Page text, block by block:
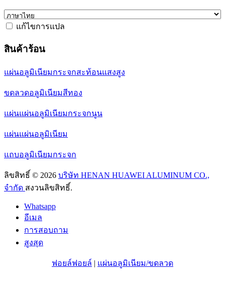
แก้ไขการแปล
สินค้าร้อน
แผ่นอลูมิเนียมกระจกสะท้อนแสงสูง
ขดลวดอลูมิเนียมสีทอง
แผ่นแผ่นอลูมิเนียมกระจกนูน
แผ่นแผ่นอลูมิเนียม
แถบอลูมิเนียมกระจก
ลิขสิทธิ์ © 2026 บริษัท HENAN HUAWEI ALUMINUM CO.,
จำกัด สงวนลิขสิทธิ์.
Whatsapp
อีเมล
การสอบถาม
สูงสุด
ฟอยล์ฟอยล์ | แผ่นอลูมิเนียม/ขดลวด